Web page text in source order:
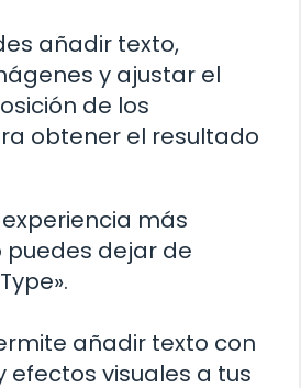
añadir texto,
y ajustar el
de los
obtener el resultado
más
puedes dejar de
añadir texto con
efectos visuales a tus